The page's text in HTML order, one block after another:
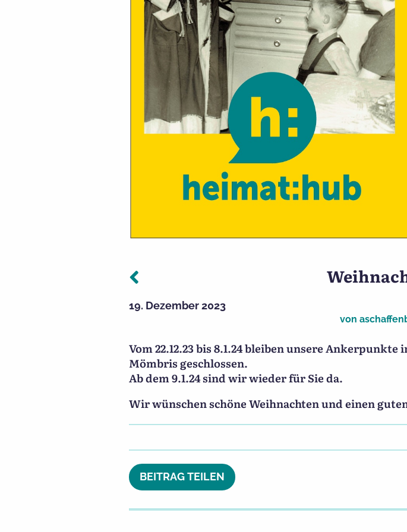
Beitragsnavigation
Vorheriger:
19. Dezember 2023
von
Vom 22.12.23 bis 8.1.24 bleiben unsere
Mömbris geschlossen.
Ab dem 9.1.24 sind wir wieder für Sie da.
Wir wünschen schöne Weihnachten und einen
BEITRAG TEILEN